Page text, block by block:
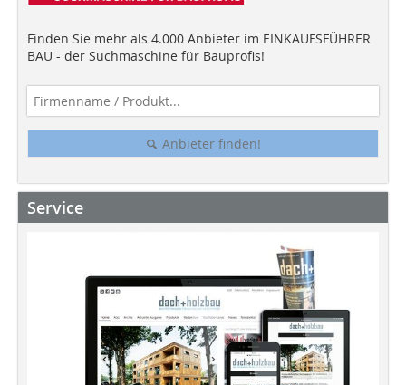
Finden Sie mehr als 4.000 Anbieter im EINKAUFSFÜHRER
BAU - der Suchmaschine für Bauprofis!
Anbieter finden!
Service